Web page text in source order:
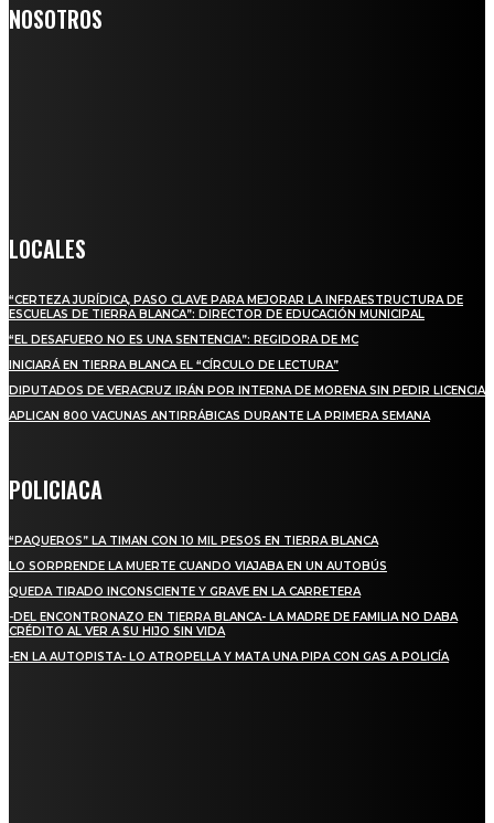
NOSOTROS
LOCALES
“CERTEZA JURÍDICA, PASO CLAVE PARA MEJORAR LA INFRAESTRUCTURA DE
ESCUELAS DE TIERRA BLANCA”: DIRECTOR DE EDUCACIÓN MUNICIPAL
“EL DESAFUERO NO ES UNA SENTENCIA”: REGIDORA DE MC
INICIARÁ EN TIERRA BLANCA EL “CÍRCULO DE LECTURA”
DIPUTADOS DE VERACRUZ IRÁN POR INTERNA DE MORENA SIN PEDIR LICENCIA
APLICAN 800 VACUNAS ANTIRRÁBICAS DURANTE LA PRIMERA SEMANA
POLICIACA
“PAQUEROS” LA TIMAN CON 10 MIL PESOS EN TIERRA BLANCA
LO SORPRENDE LA MUERTE CUANDO VIAJABA EN UN AUTOBÚS
QUEDA TIRADO INCONSCIENTE Y GRAVE EN LA CARRETERA
-DEL ENCONTRONAZO EN TIERRA BLANCA- LA MADRE DE FAMILIA NO DABA
CRÉDITO AL VER A SU HIJO SIN VIDA
-EN LA AUTOPISTA- LO ATROPELLA Y MATA UNA PIPA CON GAS A POLICÍA